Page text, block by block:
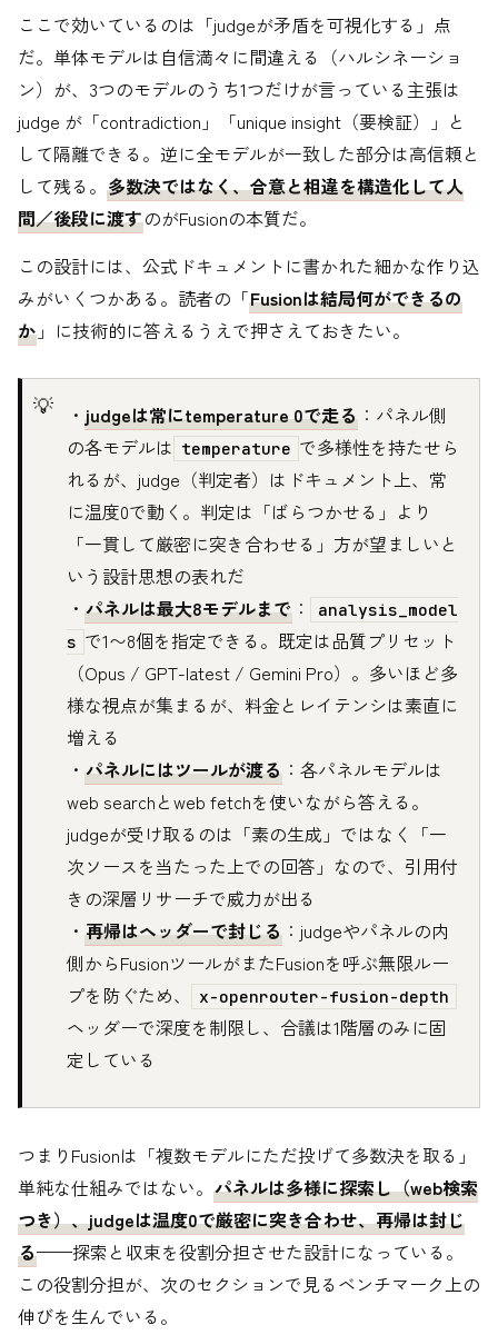
ここで効いているのは「judgeが矛盾を可視化する」点
だ。単体モデルは自信満々に間違える（ハルシネーショ
ン）が、3つのモデルのうち1つだけが言っている主張は
judge が「contradiction」「unique insight（要検証）」と
して隔離できる。逆に全モデルが一致した部分は高信頼と
して残る。 多数決ではなく、合意と相違を構造化して人
間／後段に渡すのがFusionの本質だ。
この設計には、公式ドキュメントに書かれた細かな作り込
みがいくつかある。読者の「Fusionは結局何ができるの
か 」に技術的に答えるうえで押さえておきたい。
・ judgeは常にtemperature 0で走る ：パネル側
の各モデルは temperature で多様性を持たせら
れるが、judge（判定者）はドキュメント上、常
に温度0で動く。判定は「ばらつかせる」より
「一貫して厳密に突き合わせる」方が望ましいと
いう設計思想の表れだ
・ パネルは最大8モデルまで ：
analysis_model
s で1〜8個を指定できる。既定は品質プリセット
（Opus / GPT-latest / Gemini Pro）。多いほど多
様な視点が集まるが、料金とレイテンシは素直に
増える
・ パネルにはツールが渡る ：各パネルモデルは
web searchとweb fetchを使いながら答える。
judgeが受け取るのは「素の生成」ではなく「一
次ソースを当たった上での回答」なので、引用付
きの深層リサーチで威力が出る
・ 再帰はヘッダーで封じる ：judgeやパネルの内
側からFusionツールがまたFusionを呼ぶ無限ルー
プを防ぐため、
x-openrouter-fusion-depth
ヘッダーで深度を制限し、合議は1階層のみに固
定している
つまりFusionは「複数モデルにただ投げて多数決を取る」
単純な仕組みではない。 パネルは多様に探索し（web検索
つき）、judgeは温度0で厳密に突き合わせ、再帰は封じ
る——探索と収束を役割分担させた設計になっている。
この役割分担が、次のセクションで見るベンチマーク上の
伸びを生んでいる。